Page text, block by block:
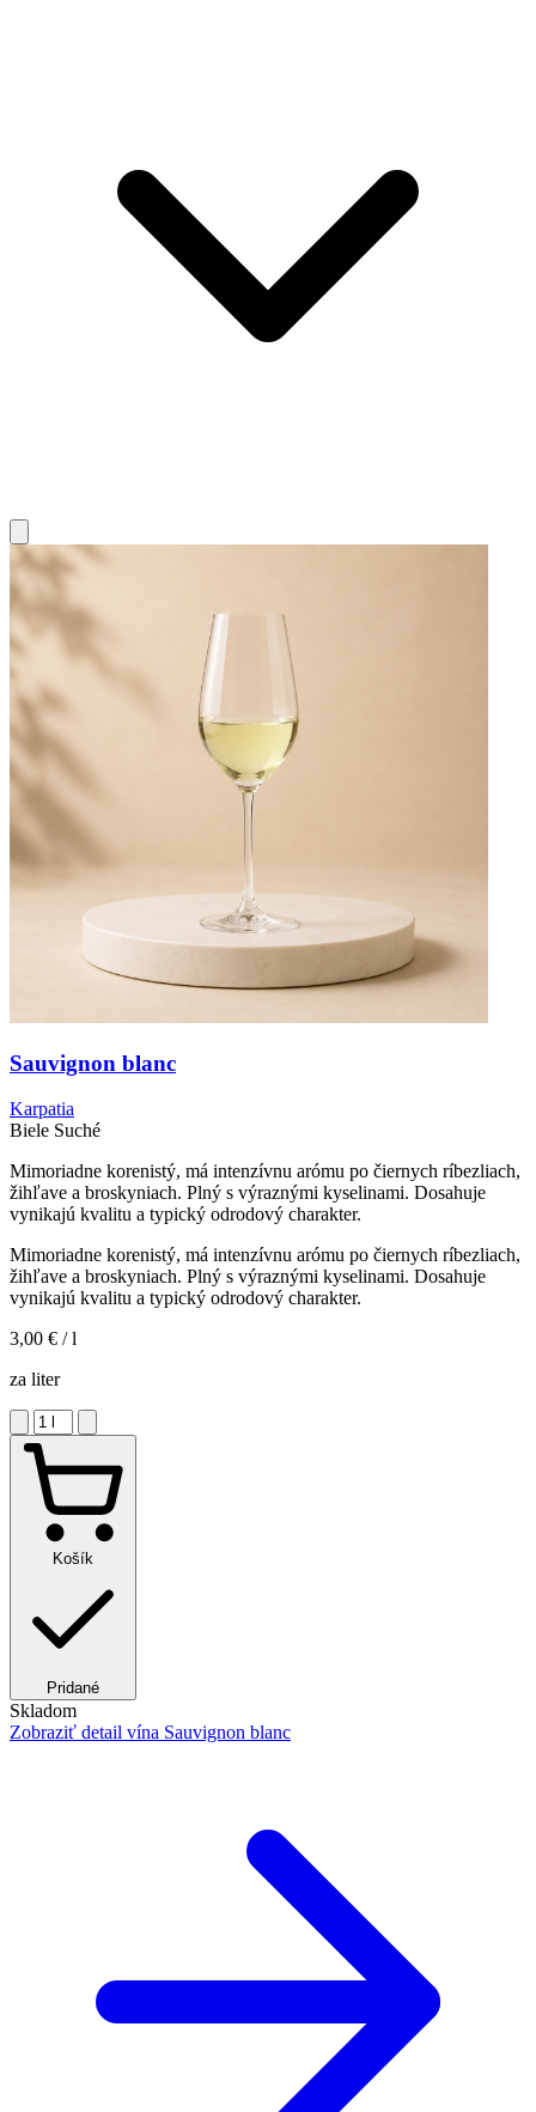
Sauvignon blanc
Karpatia
Biele Suché
Mimoriadne korenistý, má intenzívnu arómu po čiernych ríbezliach,
žihľave a broskyniach. Plný s výraznými kyselinami. Dosahuje
vynikajú kvalitu a typický odrodový charakter.
Mimoriadne korenistý, má intenzívnu arómu po čiernych ríbezliach,
žihľave a broskyniach. Plný s výraznými kyselinami. Dosahuje
vynikajú kvalitu a typický odrodový charakter.
3,00 € / l
za liter
Košík
Pridané
Skladom
Zobraziť detail vína Sauvignon blanc